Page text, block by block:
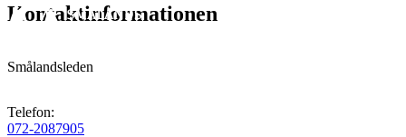
Kontaktinformationen
Smålandsleden
Telefon:
072-2087905